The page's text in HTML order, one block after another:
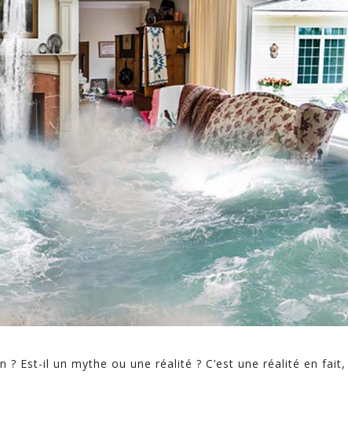
Est-il un mythe ou une réalité ? C’est une réalité en fait,